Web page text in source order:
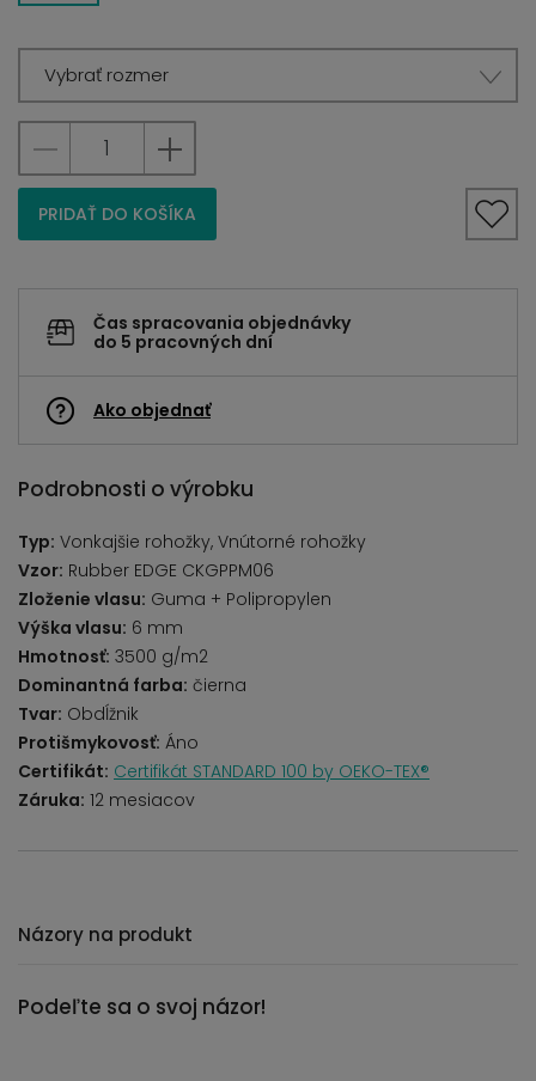
Vybrať rozmer
PRIDAŤ DO KOŠÍKA
Čas spracovania objednávky
do 5 pracovných dní
Ako objednať
Podrobnosti o výrobku
Typ: Vonkajšie rohožky, Vnútorné rohožky
Vzor: Rubber EDGE CKGPPM06
Zloženie vlasu: Guma + Polipropylen
Výška vlasu: 6 mm
Hmotnosť: 3500 g/m2
Dominantná farba: čierna
Tvar: Obdĺžnik
Protišmykovosť: Áno
Certifikát: Certifikát STANDARD 100 by OEKO-TEX®
Záruka: 12 mesiacov
Názory na produkt
Podeľte sa o svoj názor!